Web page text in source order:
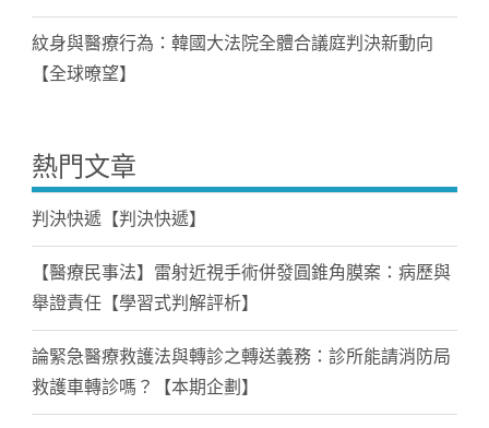
紋身與醫療行為：韓國大法院全體合議庭判決新動向
【全球暸望】
熱門文章
判決快遞【判決快遞】
【醫療民事法】雷射近視手術併發圓錐角膜案：病歷與
舉證責任【學習式判解評析】
論緊急醫療救護法與轉診之轉送義務：診所能請消防局
救護車轉診嗎？【本期企劃】